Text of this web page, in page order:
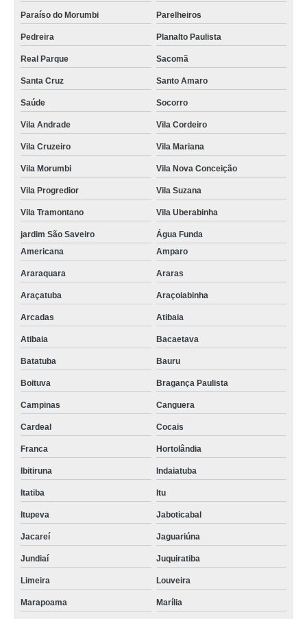
Paraíso do Morumbi Parelheiros
Pedreira Planalto Paulista
Real Parque Sacomã
Santa Cruz Santo Amaro
Saúde Socorro
Vila Andrade Vila Cordeiro
Vila Cruzeiro Vila Mariana
Vila Morumbi Vila Nova Conceição
Vila Progredior Vila Suzana
Vila Tramontano Vila Uberabinha
jardim São Saveiro
Água Funda
Americana
Amparo
Araraquara Araras
Araçatuba Araçoiabinha
Arcadas Atibaia
Atibaia Bacaetava
Batatuba Bauru
Boituva Bragança Paulista
Campinas Canguera
Cardeal Cocais
Franca Hortolândia
Ibitiruna Indaiatuba
Itatiba Itu
Itupeva Jaboticabal
Jacareí Jaguariúna
Jundiaí Juquiratiba
Limeira Louveira
Marapoama Marília